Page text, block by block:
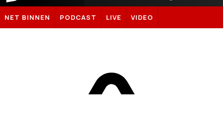
Sportnieuws.nl
NET BINNEN PODCAST LIVE VIDEO